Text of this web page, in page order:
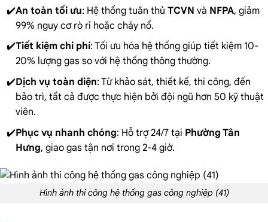
An toàn tối ưu: Hệ thống tuân thủ TCVN và NFPA, giảm
99% nguy cơ rò rỉ hoặc cháy nổ.
Tiết kiệm chi phí: Tối ưu hóa hệ thống giúp tiết kiệm 10-
20% lượng gas so với hệ thống thông thường.
Dịch vụ toàn diện: Từ khảo sát, thiết kế, thi công, đến
bảo trì, tất cả được thực hiện bởi đội ngũ hơn 50 kỹ thuật
viên.
Phục vụ nhanh chóng: Hỗ trợ 24/7 tại Phường Tân
Hưng, giao gas tận nơi trong 2-4 giờ.
Hình ảnh thi công hệ thống gas công nghiệp (41)